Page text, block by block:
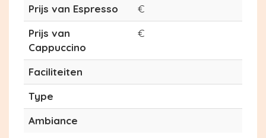
Prijs van Espresso
€
Prijs van
Cappuccino
€
Faciliteiten
Type
Ambiance